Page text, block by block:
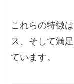
これらの特徴
ス、そして満
ています。